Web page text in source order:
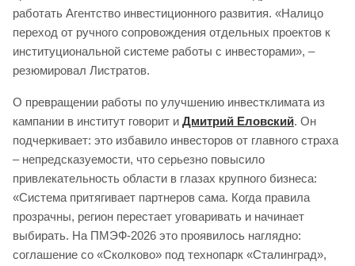
работать Агентство инвестиционного развития. «Налицо
переход от ручного сопровождения отдельных проектов к
институциональной системе работы с инвесторами», –
резюмировал Листратов.
О превращении работы по улучшению инвестклимата из
кампании в институт говорит и Дмитрий Еловский. Он
подчеркивает: это избавило инвесторов от главного страха
– непредсказуемости, что серьезно повысило
привлекательность области в глазах крупного бизнеса:
«Система притягивает партнеров сама. Когда правила
прозрачны, регион перестает уговаривать и начинает
выбирать. На ПМЭФ-2026 это проявилось наглядно:
соглашение со «Сколково» под технопарк «Сталинград»,